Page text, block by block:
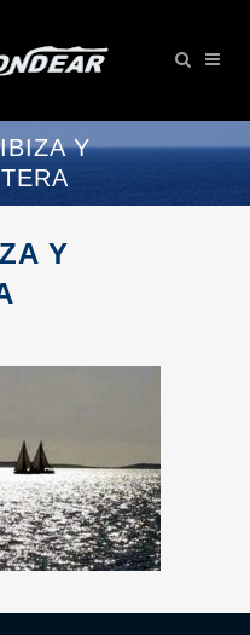
Y
Y